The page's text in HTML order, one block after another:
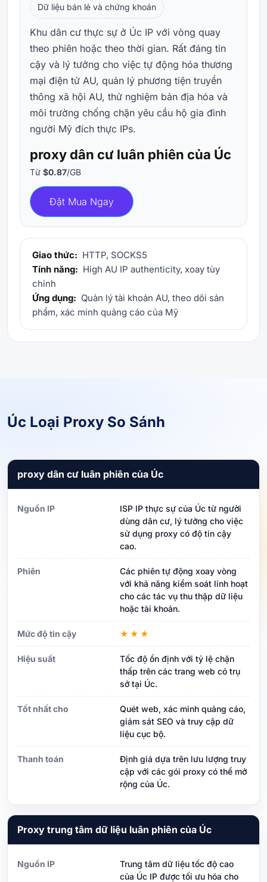
Dữ liệu bán lẻ và chứng khoán
Khu dân cư thực sự ở Úc IP với vòng quay
theo phiên hoặc theo thời gian. Rất đáng tin
cậy và lý tưởng cho việc tự động hóa thương
mại điện tử AU, quản lý phương tiện truyền
thông xã hội AU, thử nghiệm bản địa hóa và
môi trường chống chặn yêu cầu hộ gia đình
người Mỹ đích thực IPs.
proxy dân cư luân phiên của Úc
Từ $0.87/GB
Đặt Mua Ngay
Giao thức: HTTP, SOCKS5
Tính năng: High AU IP authenticity, xoay tùy
chỉnh
Ứng dụng: Quản lý tài khoản AU, theo dõi sản
phẩm, xác minh quảng cáo của Mỹ
Úc Loại Proxy So Sánh
proxy dân cư luân phiên của Úc
Nguồn IP
ISP IP thực sự của Úc từ người
dùng dân cư, lý tưởng cho việc
sử dụng proxy có độ tin cậy
cao.
Phiên
Các phiên tự động xoay vòng
với khả năng kiểm soát linh hoạt
cho các tác vụ thu thập dữ liệu
hoặc tài khoản.
Mức độ tin cậy ★★★
Hiệu suất
Tốc độ ổn định với tỷ lệ chặn
thấp trên các trang web có trụ
sở tại Úc.
Tốt nhất cho
Quét web, xác minh quảng cáo,
giám sát SEO và truy cập dữ
liệu cục bộ.
Thanh toán
Định giá dựa trên lưu lượng truy
cập với các gói proxy có thể mở
rộng của Úc.
Proxy trung tâm dữ liệu luân phiên của Úc
Nguồn IP
Trung tâm dữ liệu tốc độ cao
của Úc IP được tối ưu hóa cho